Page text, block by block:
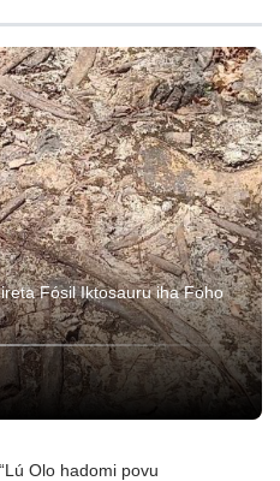
Fósil Iktosauru iha Foho
Olo hadomi povu